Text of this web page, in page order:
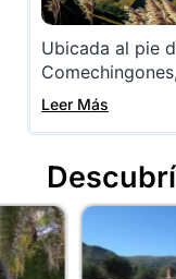
Ubicada al pie
Leer Más